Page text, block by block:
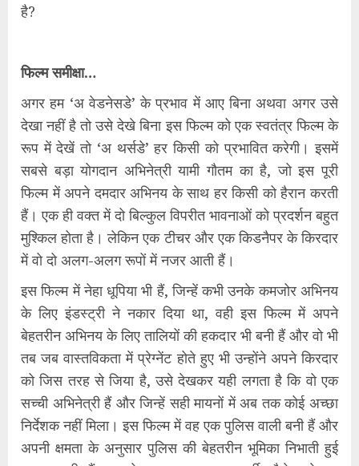
है?
फिल्म समीक्षा…
अगर हम ‘अ वेडनेसडे’ के प्रभाव में आए बिना अथवा अगर उसे
देखा नहीं है तो उसे देखे बिना इस फिल्म को एक स्वतंत्र फिल्म के
रूप में देखें तो ‘अ थर्सडे’ हर किसी को प्रभावित करेगी। इसमें
सबसे बड़ा योगदान अभिनेत्री यामी गौतम का है, जो इस पूरी
फिल्म में अपने दमदार अभिनय के साथ हर किसी को हैरान करती
हैं। एक ही वक्त में दो बिल्कुल विपरीत भावनाओं को प्रदर्शन बहुत
मुश्किल होता है। लेकिन एक टीचर और एक किडनैपर के किरदार
में वो दो अलग-अलग रूपों में नजर आती हैं।
इस फिल्म में नेहा धूपिया भी हैं, जिन्हें कभी उनके कमजोर अभिनय
के लिए इंडस्ट्री ने नकार दिया था, वही इस फिल्म में अपने
बेहतरीन अभिनय के लिए तालियों की हकदार भी बनी हैं और वो भी
तब जब वास्तविकता में प्रेग्नेंट होते हुए भी उन्होंने अपने किरदार
को जिस तरह से जिया है, उसे देखकर यही लगता है कि वो एक
सच्ची अभिनेत्री हैं और जिन्हें सही मायनों में अब तक कोई अच्छा
निर्देशक नहीं मिला। इस फिल्म में वह एक पुलिस वाली बनी हैं और
अपनी क्षमता के अनुसार पुलिस की बेहतरीन भूमिका निभाती हुई